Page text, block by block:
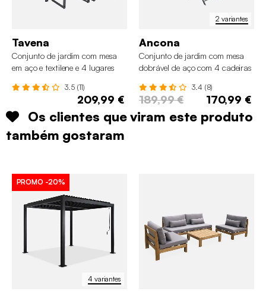
Tavena
Conjunto de jardim com mesa
em aço e textilene e 4 lugares
3.5 (11)
209,99 €
2 variantes
Ancona
Conjunto de jardim com mesa
dobrável de aço com 4 cadeiras
3.4 (8)
189,99 € 170,99 €
Os clientes que viram este produto
também gostaram
4 variantes
PROMO -20%